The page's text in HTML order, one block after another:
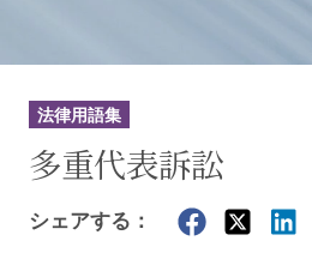
法律用語集
多重代表訴訟
シェアする：